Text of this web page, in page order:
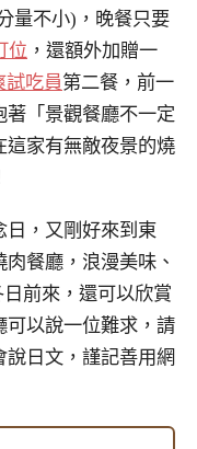
量不小)，晚餐只要
位 ，還額外加贈一
試吃員第二餐，前一
著「景觀餐廳不一定
這家有無敵夜景的燒
日，又剛好來到東
餐廳，浪漫美味、
前來，還可以欣賞
可以說一位難求，請
日文，謹記善用網